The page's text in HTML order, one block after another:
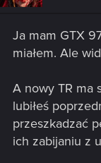
Ja mam GTX
miałem. Ale
A nowy TR ma
lubiłeś
przeszkadzać
ich zabijaniu z